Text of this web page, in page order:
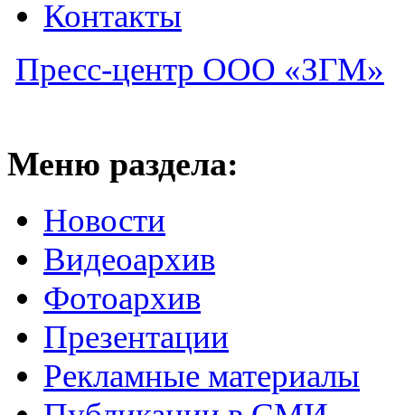
Контакты
Пресс-центр ООО «ЗГМ»
Меню раздела:
Новости
Видеоархив
Фотоархив
Презентации
Рекламные материалы